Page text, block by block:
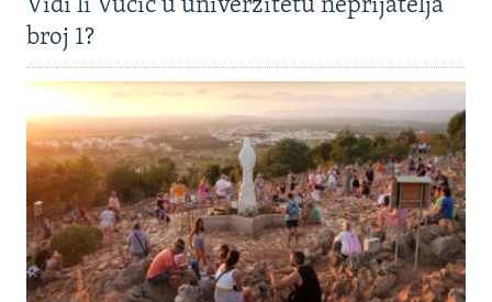
Vidi li Vučić u univerzitetu neprijatelja
broj 1?